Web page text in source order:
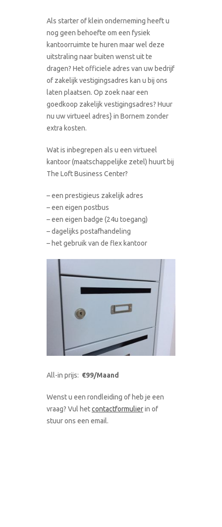
Als starter of klein onderneming heeft u
nog geen behoefte om een fysiek
kantoorruimte te huren maar wel deze
uitstraling naar buiten wenst uit te
dragen? Het officiele adres van uw bedrijf
of zakelijk vestigingsadres kan u bij ons
laten plaatsen. Op zoek naar een
goedkoop zakelijk vestigingsadres? Huur
nu uw virtueel adres} in Bornem zonder
extra kosten.
Wat is inbegrepen als u een virtueel
kantoor (maatschappelijke zetel) huurt bij
The Loft Business Center?
– een prestigieus zakelijk adres
– een eigen postbus
– een eigen badge (24u toegang)
– dagelijks postafhandeling
– het gebruik van de flex kantoor
All-in prijs: €99/Maand
Wenst u een rondleiding of heb je een
vraag? Vul hetcontactformulierin of
stuur ons een email.